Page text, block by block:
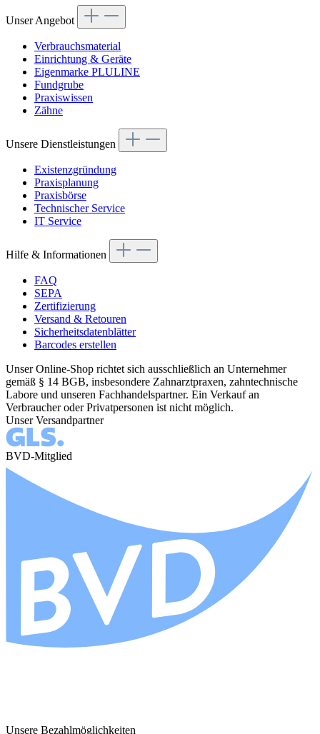
Unser Angebot
Verbrauchsmaterial
Einrichtung & Geräte
Eigenmarke PLULINE
Fundgrube
Praxiswissen
Zähne
Unsere Dienstleistungen
Existenzgründung
Praxisplanung
Praxisbörse
Technischer Service
IT Service
Hilfe & Informationen
FAQ
SEPA
Zertifizierung
Versand & Retouren
Sicherheitsdatenblätter
Barcodes erstellen
Unser Online-Shop richtet sich ausschließlich an Unternehmer
gemäß § 14 BGB, insbesondere Zahnarztpraxen, zahntechnische
Labore und unseren Fachhandelspartner. Ein Verkauf an
Verbraucher oder Privatpersonen ist nicht möglich.
Unser Versandpartner
BVD-Mitglied
Unsere Bezahlmöglichkeiten